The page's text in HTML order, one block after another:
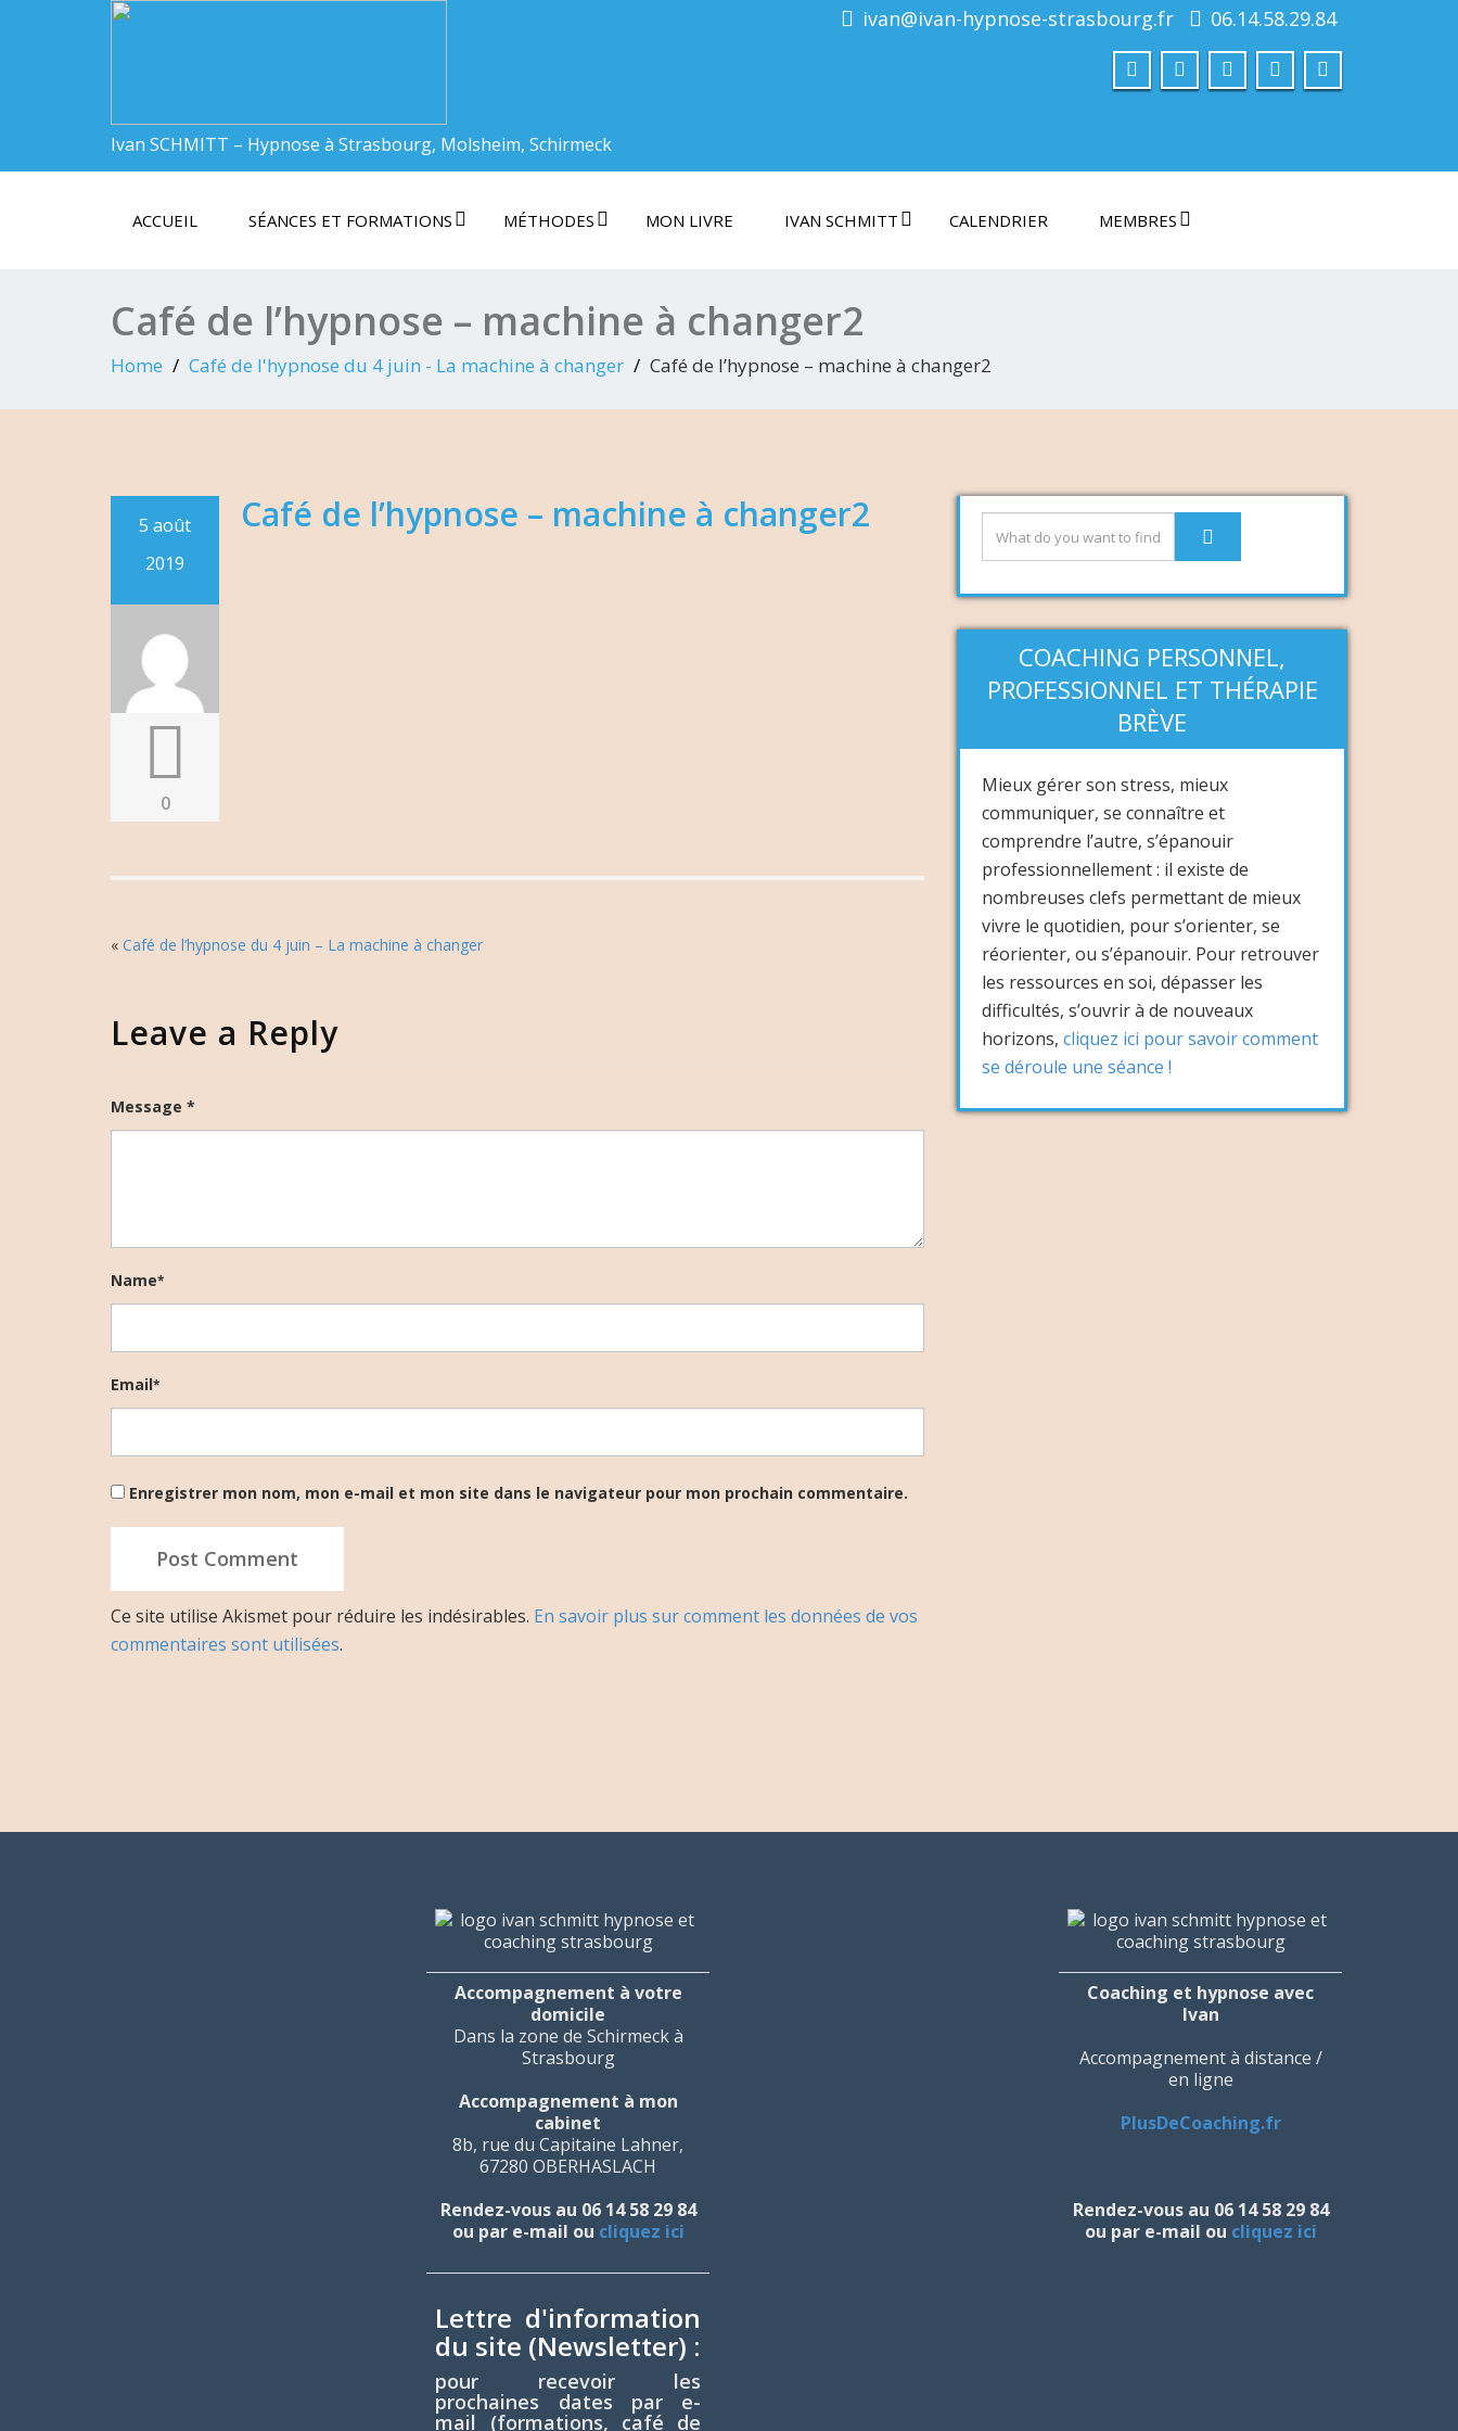
Ivan SCHMITT – Hypnose à Strasbourg, Molsheim, Schirmeck
ivan@ivan-hypnose-strasbourg.fr 06.14.58.29.84
ACCUEIL SÉANCES ET FORMATIONS MÉTHODES MON LIVRE IVAN SCHMITT CALENDRIER MEMBRES
Café de l’hypnose – machine à changer2
Home Café de l'hypnose du 4 juin - La machine à changer Café de l’hypnose – machine à changer2
5 août
2019
0
Café de l’hypnose – machine à changer2
« Café de l’hypnose du 4 juin – La machine à changer
Leave a Reply
Message *
Name*
Email*
Enregistrer mon nom, mon e-mail et mon site dans le navigateur pour mon prochain commentaire.
Ce site utilise Akismet pour réduire les indésirables. En savoir plus sur comment les données de vos
commentaires sont utilisées.
COACHING PERSONNEL,
PROFESSIONNEL ET THÉRAPIE
BRÈVE
Mieux gérer son stress, mieux
communiquer, se connaître et
comprendre l’autre, s’épanouir
professionnellement : il existe de
nombreuses clefs permettant de mieux
vivre le quotidien, pour s’orienter, se
réorienter, ou s’épanouir. Pour retrouver
les ressources en soi, dépasser les
difficultés, s’ouvrir à de nouveaux
horizons, cliquez ici pour savoir comment
se déroule une séance !
Accompagnement à votre
domicile
Dans la zone de Schirmeck à
Strasbourg
Accompagnement à mon
cabinet
8b, rue du Capitaine Lahner,
67280 OBERHASLACH
Rendez-vous au 06 14 58 29 84
ou par e-mail ou cliquez ici
Lettre d'information
du site (Newsletter) :
pour recevoir les
prochaines dates par e-
mail (formations, café de
Coaching et hypnose avec
Ivan
Accompagnement à distance /
en ligne
PlusDeCoaching.fr
Rendez-vous au 06 14 58 29 84
ou par e-mail ou cliquez ici